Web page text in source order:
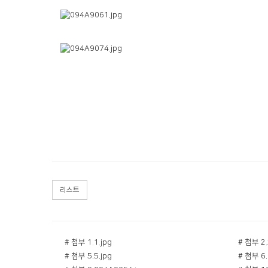
리스트
# 첨부 1.1.jpg
# 첨부
# 첨부 5.5.jpg
# 첨부